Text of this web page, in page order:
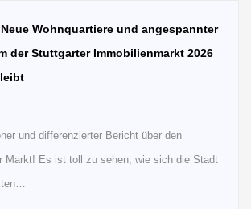
Neue Wohnquartiere und angespannter
der Stuttgarter Immobilienmarkt 2026
und differenzierter Bericht über den
Markt! Es ist toll zu sehen, wie sich die Stadt